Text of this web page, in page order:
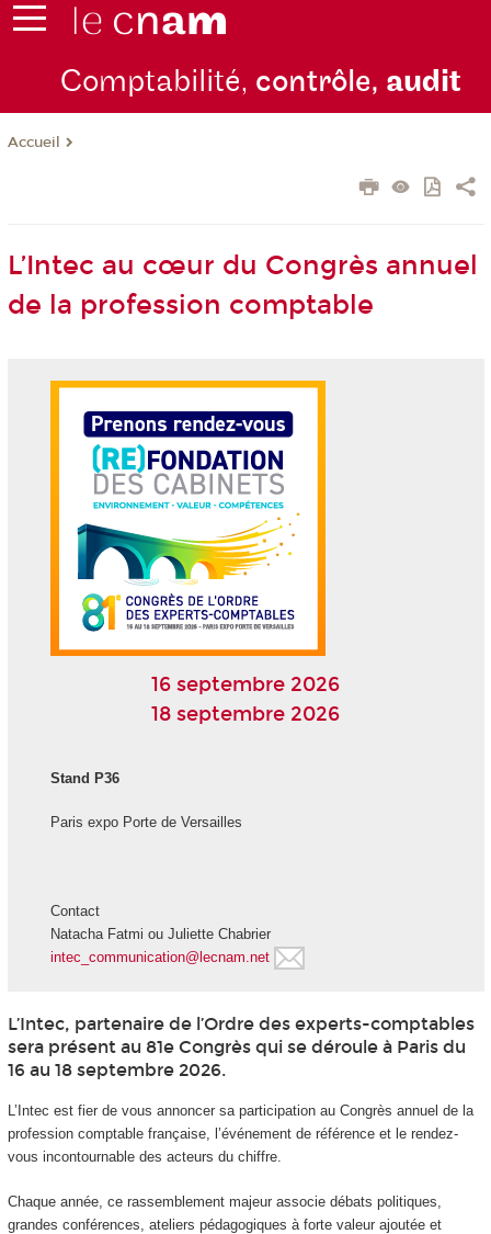
Comptabilité, contrôle, audit
Accueil
L’Intec au cœur du Congrès annuel
de la profession comptable
16 septembre 2026
18 septembre 2026
Stand P36
Paris expo Porte de Versailles
Contact
Natacha Fatmi ou Juliette Chabrier
intec_communication@lecnam.net
L’Intec, partenaire de l’Ordre des experts-comptables
sera présent au 81e Congrès qui se déroule à Paris du
16 au 18 septembre 2026.
L’Intec est fier de vous annoncer sa participation au Congrès annuel de la
profession comptable française, l’événement de référence et le rendez-
vous incontournable des acteurs du chiffre.
Chaque année, ce rassemblement majeur associe débats politiques,
grandes conférences, ateliers pédagogiques à forte valeur ajoutée et